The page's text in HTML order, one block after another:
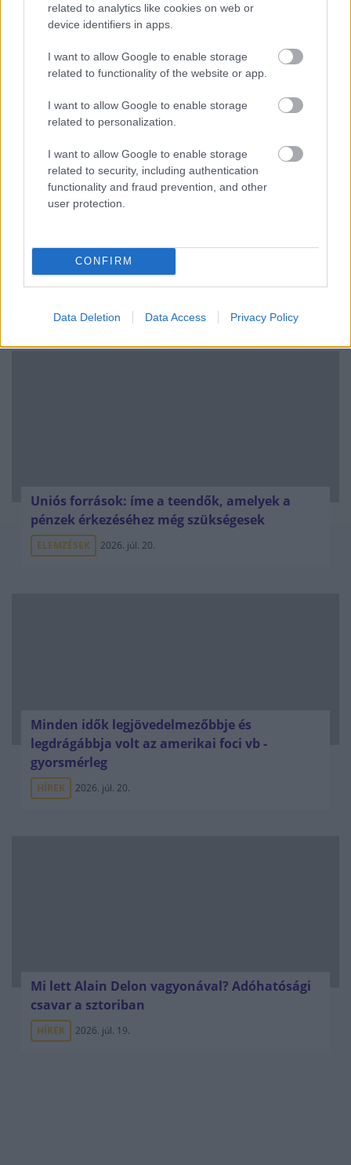
related to analytics like cookies on web or
device identifiers in apps.
I want to allow Google to enable storage
related to functionality of the website or app.
I want to allow Google to enable storage
related to personalization.
I want to allow Google to enable storage
related to security, including authentication
functionality and fraud prevention, and other
user protection.
CONFIRM
Data Deletion Data Access Privacy Policy
Vagyonvisszaszerzés: amikor a pénz
gyorsabban fut, mint a jog
ELEMZÉSEK 2026. júl. 21.
Kéthónapos a Tisza-kormány: íme a mérleg!
Uniós források: íme a teendők, amelyek a
pénzek érkezéséhez még szükségesek
ELEMZÉSEK 2026. júl. 20.
Minden idők legjövedelmezőbbje és
legdrágábbja volt az amerikai foci vb -
gyorsmérleg
HÍREK 2026. júl. 20.
Mi lett Alain Delon vagyonával? Adóhatósági
csavar a sztoriban
HÍREK 2026. júl. 19.